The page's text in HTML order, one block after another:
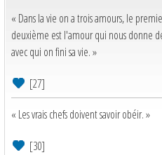
« Dans la vie on a trois amours, le
deuxième est l'amour qui nous donne
avec qui on fini sa vie. »
[27]
« Les vrais chefs doivent savoir obéir. »
[30]